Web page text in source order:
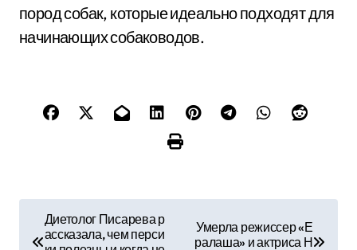
пород собак, которые идеально подходят для
начинающих собаководов.
Диетолог Писарева р
ассказала, чем перси
Умерла режиссер «Е
ралаша» и актриса Н